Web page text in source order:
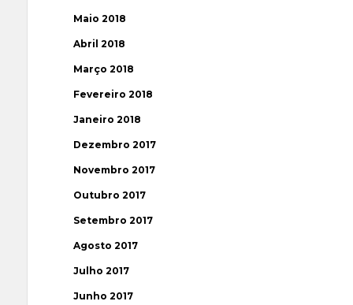
Maio 2018
Abril 2018
Março 2018
Fevereiro 2018
Janeiro 2018
Dezembro 2017
Novembro 2017
Outubro 2017
Setembro 2017
Agosto 2017
Julho 2017
Junho 2017